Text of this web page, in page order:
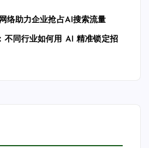
络助力企业抢占AI搜索流量
不同行业如何用 AI 精准锁定招